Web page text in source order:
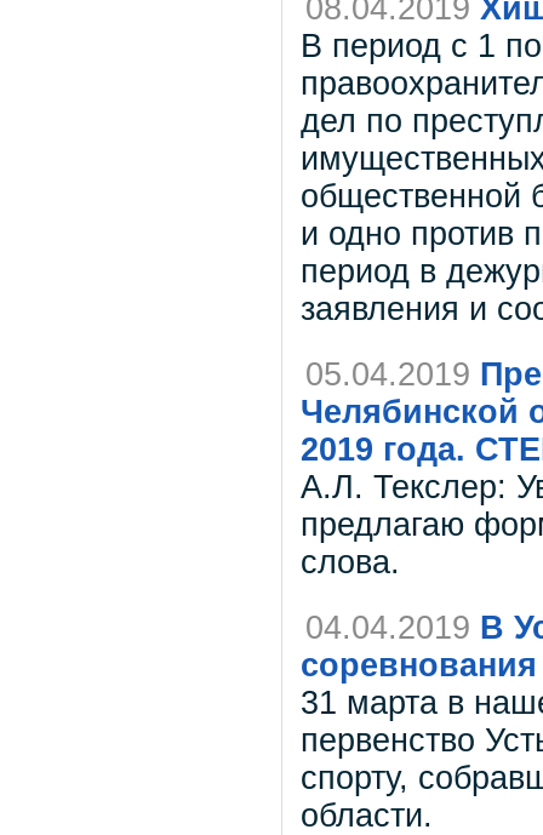
08.04.2019
В период с 1
дел по
общественной
и одно против
период в
заявления и
05.04.2019
Челябинской
2019 года.
А.Л. Текслер:
предлагаю
слова.
04.04.2019 В
31 марта в
первенство
спорту,
области.